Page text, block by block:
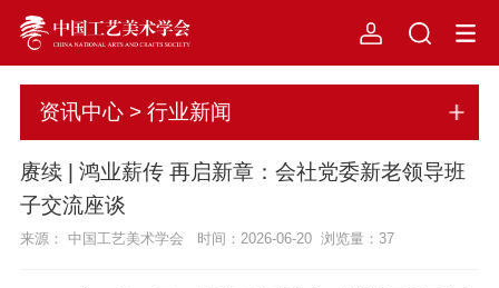
资讯中心 > 行业新闻
赓续 | 鸿业薪传 再启新章：会社党委新老领导班
子交流座谈
来源： 中国工艺美术学会 时间：2026-06-20 浏览量： 37